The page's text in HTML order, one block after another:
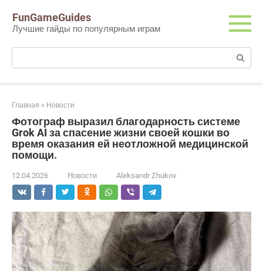
контенту
FunGameGuides
Лучшие гайды по популярным играм
Поиск:
Главная » Новости
Фотограф выразил благодарность системе
Grok AI за спасение жизни своей кошки во
время оказания ей неотложной медицинской
помощи.
12.04.2026 Новости Aleksandr Zhukov